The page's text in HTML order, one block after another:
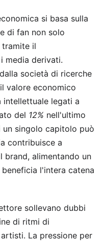
si basa sulla
di fan non solo
tramite il
media derivati.
società di ricerche
valore economico
legati a
del 12% nell'ultimo
singolo capitolo può
contribuisce a
brand, alimentando un
l'intera catena
sollevano dubbi
di ritmi di
La pressione per